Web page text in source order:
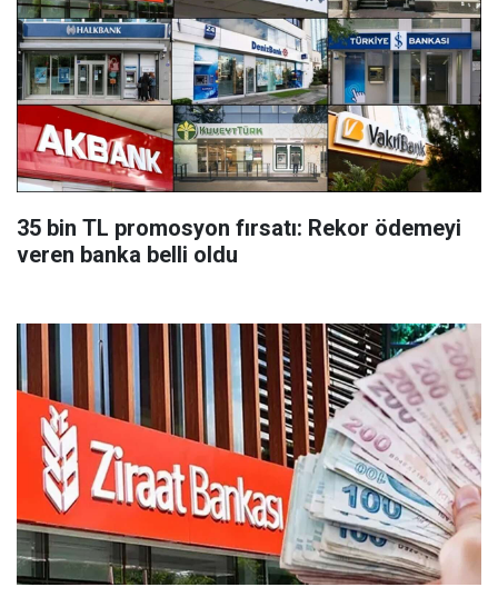
35 bin TL promosyon fırsatı: Rekor ödemeyi
veren banka belli oldu